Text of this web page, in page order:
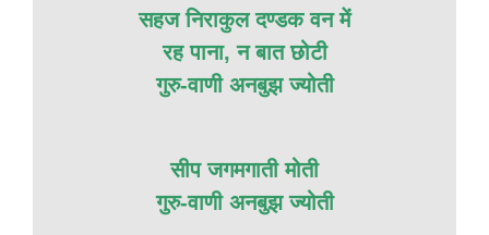
सहज निराकुल दण्डक वन में
रह पाना, न बात छोटी
गुरु-वाणी अनबुझ ज्योती
सीप जगमगाती मोती
गुरु-वाणी अनबुझ ज्योती